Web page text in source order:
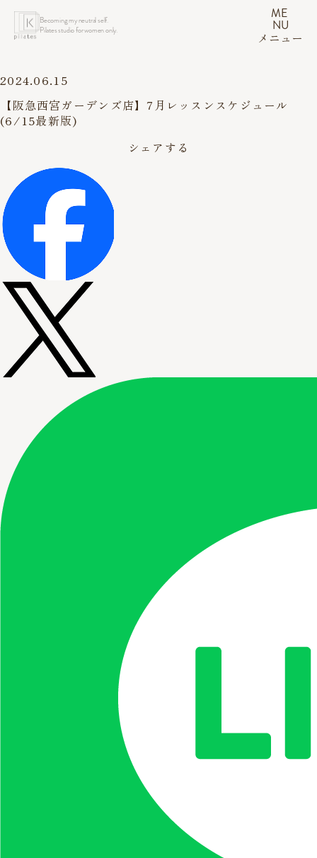
Becoming my neutral self.
Pilates studio for women only.
ME
NU
メニュー
2024.06.15
【阪急西宮ガーデンズ店】7月レッスンスケジュール
(6/15最新版)
シェアする